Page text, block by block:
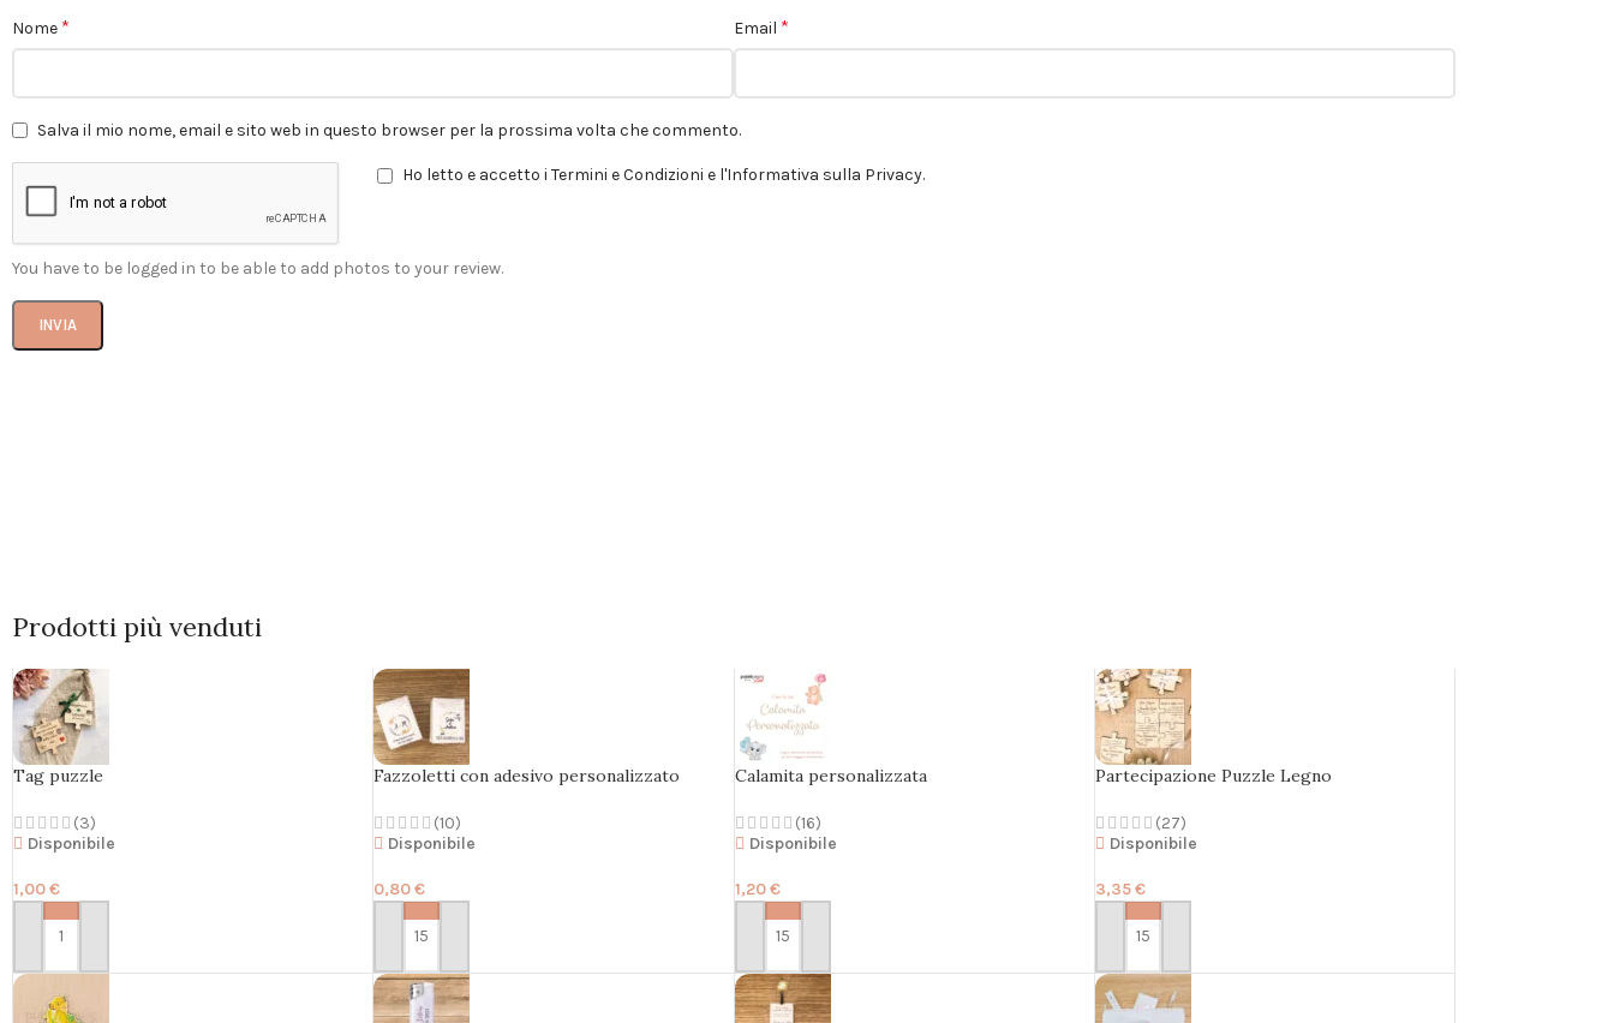
Nome * Email *
Salva il mio nome, email e sito web in questo browser per la prossima volta che commento.
Ho letto e accetto i Termini e Condizioni e l'Informativa sulla Privacy.
You have to be logged in to be able to add photos to your review.
Prodotti più venduti
Tag puzzle
(3)
Disponibile
1,00€
PERSONALIZZA
Fazzoletti con adesivo personalizzato
(10)
Disponibile
0,80€
PERSONALIZZA
Calamita personalizzata
(16)
Disponibile
1,20€
PERSONALIZZA
Partecipazione Puzzle Legno
(27)
Disponibile
3,35€
PERSONALIZZA